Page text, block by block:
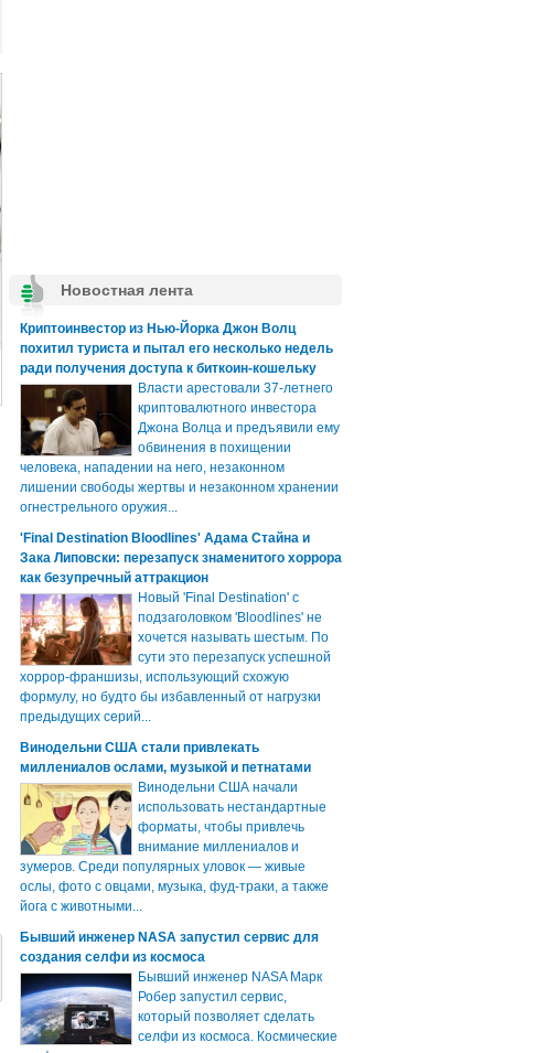
Новостная лента
Криптоинвестор из Нью-Йорка Джон Волц
похитил туриста и пытал его несколько недель
ради получения доступа к биткоин-кошельку
Власти арестовали 37-летнего
криптовалютного инвестора
Джона Волца и предъявили ему
обвинения в похищении
человека, нападении на него, незаконном
лишении свободы жертвы и незаконном хранении
огнестрельного оружия...
'Final Destination Bloodlines' Адама Стайна и
Зака Липовски: перезапуск знаменитого хоррора
как безупречный аттракцион
Новый 'Final Destination' с
подзаголовком 'Bloodlines' не
хочется называть шестым. По
сути это перезапуск успешной
хоррор-франшизы, использующий схожую
формулу, но будто бы избавленный от нагрузки
предыдущих серий...
Винодельни США стали привлекать
миллениалов ослами, музыкой и петнатами
Винодельни США начали
использовать нестандартные
форматы, чтобы привлечь
внимание миллениалов и
зумеров. Среди популярных уловок — живые
ослы, фото с овцами, музыка, фуд-траки, а также
йога с животными...
Бывший инженер NASA запустил сервис для
создания селфи из космоса
Бывший инженер NASA Марк
Робер запустил сервис,
который позволяет сделать
селфи из космоса. Космические